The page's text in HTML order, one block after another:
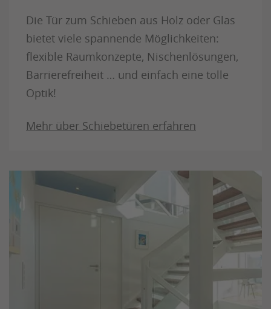
Die Tür zum Schieben aus Holz oder Glas
bietet viele spannende Möglichkeiten:
flexible Raumkonzepte, Nischenlösungen,
Barrierefreiheit … und einfach eine tolle
Optik!
Mehr über Schiebetüren erfahren